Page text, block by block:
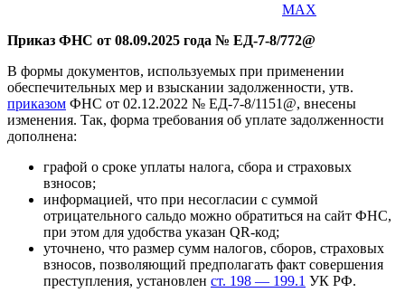
MAX
Приказ ФНС от 08.09.2025 года № ЕД-7-8/772@
В формы документов, используемых при применении
обеспечительных мер и взыскании задолженности, утв.
приказом ФНС от 02.12.2022 № ЕД-7-8/1151@, внесены
изменения. Так, форма требования об уплате задолженности
дополнена:
графой о сроке уплаты налога, сбора и страховых
взносов;
информацией, что при несогласии с суммой
отрицательного сальдо можно обратиться на сайт ФНС,
при этом для удобства указан QR-код;
уточнено, что размер сумм налогов, сборов, страховых
взносов, позволяющий предполагать факт совершения
преступления, установлен ст. 198 — 199.1 УК РФ.